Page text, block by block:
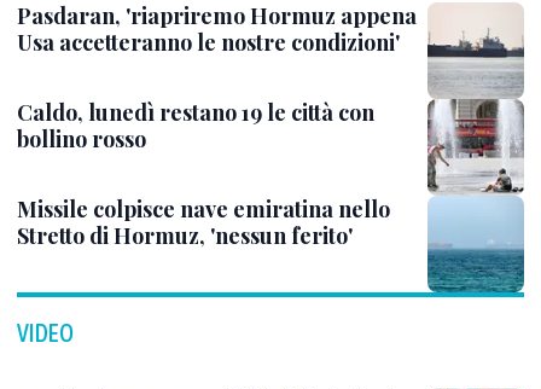
Pasdaran, 'riapriremo Hormuz appena
Usa accetteranno le nostre condizioni'
Caldo, lunedì restano 19 le città con
bollino rosso
Missile colpisce nave emiratina nello
Stretto di Hormuz, 'nessun ferito'
VIDEO